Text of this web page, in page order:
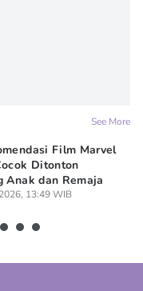
See More
Film Marvel
Ditonton
Anak dan Remaja
13:49 WIB